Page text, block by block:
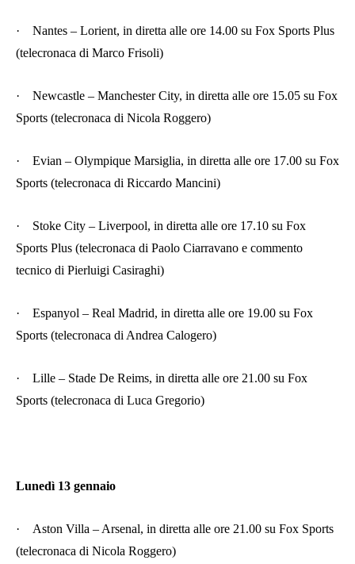
·
Nantes – Lorient, in diretta alle ore 14.00 su Fox Sports Plus
(telecronaca di Marco Frisoli)
·
Newcastle – Manchester City, in diretta alle ore 15.05 su Fox
Sports (telecronaca di Nicola Roggero)
·
Evian – Olympique Marsiglia, in diretta alle ore 17.00 su Fox
Sports (telecronaca di Riccardo Mancini)
·
Stoke City – Liverpool, in diretta alle ore 17.10 su Fox
Sports Plus (telecronaca di Paolo Ciarravano e commento
tecnico di Pierluigi Casiraghi)
·
Espanyol – Real Madrid, in diretta alle ore 19.00 su Fox
Sports (telecronaca di Andrea Calogero)
·
Lille – Stade De Reims, in diretta alle ore 21.00 su Fox
Sports (telecronaca di Luca Gregorio)
Lunedì 13 gennaio
·
Aston Villa – Arsenal, in diretta alle ore 21.00 su Fox Sports
(telecronaca di Nicola Roggero)